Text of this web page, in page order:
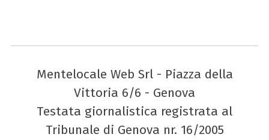
Mentelocale Web Srl - Piazza della
Vittoria 6/6 - Genova
Testata giornalistica registrata al
Tribunale di Genova nr. 16/2005